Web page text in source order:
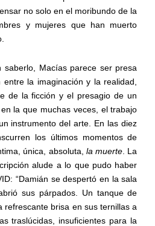
no solo en el moribundo de la
y mujeres que han muerto
saberlo, Macías parece ser presa
la imaginación y la realidad,
de la ficción y el presagio de un
la que muchas veces, el trabajo
instrumento del arte. En las diez
los últimos momentos de
única, absoluta, la muerte . La
alude a lo que pudo haber
“Damián se despertó en la sala
sus párpados. Un tanque de
refrescante brisa en sus ternillas a
traslúcidas, insuficientes para la